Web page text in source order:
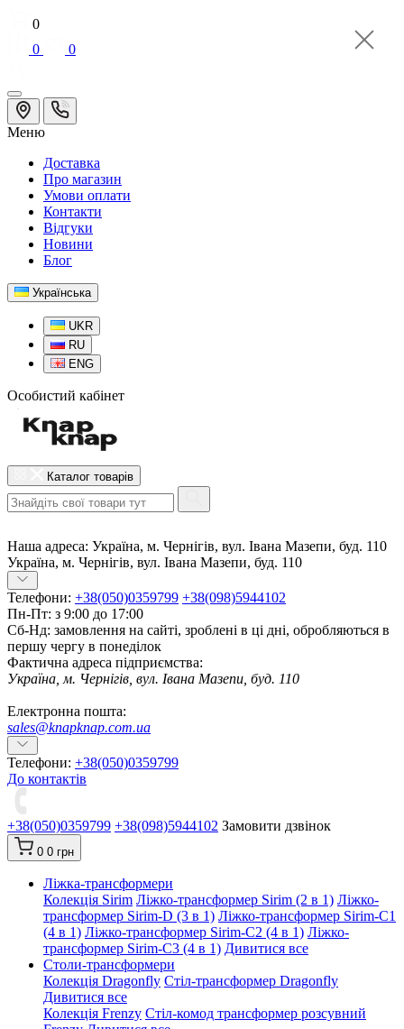
0
0
0
Меню
Доставка
Про магазин
Умови оплати
Контакти
Відгуки
Новини
Блог
Українська
UKR
RU
ENG
Особистий кабінет
Каталог товарів
Наша адреса: Україна, м. Чернігів, вул. Івана Мазепи, буд. 110
Україна, м. Чернігів, вул. Івана Мазепи, буд. 110
Телефони: +38(050)0359799 +38(098)5944102
Пн-Пт: з 9:00 до 17:00
Сб-Нд: замовлення на сайті, зроблені в ці дні, обробляються в
першу чергу в понеділок
Фактична адреса підприємства:
Україна, м. Чернігів, вул. Івана Мазепи, буд. 110
Електронна пошта:
sales@knapknap.com.ua
Телефони: +38(050)0359799
До контактів
+38(050)0359799 +38(098)5944102 Замовити дзвінок
0 0 грн
Ліжка-трансформери
Колекція Sirim Ліжко-трансформер Sirim (2 в 1) Ліжко-
трансформер Sirim-D (3 в 1) Ліжко-трансформер Sirim-C1
(4 в 1) Ліжко-трансформер Sirim-C2 (4 в 1) Ліжко-
трансформер Sirim-C3 (4 в 1) Дивитися все
Столи-трансформери
Колекція Dragonfly Стіл-трансформер Dragonfly
Дивитися все
Колекція Frenzy Стіл-комод трансформер розсувний